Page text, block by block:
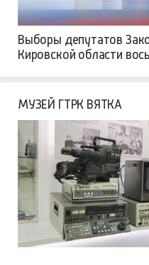
Выборы депутатов
Кировской области
МУЗЕЙ ГТРК ВЯТКА